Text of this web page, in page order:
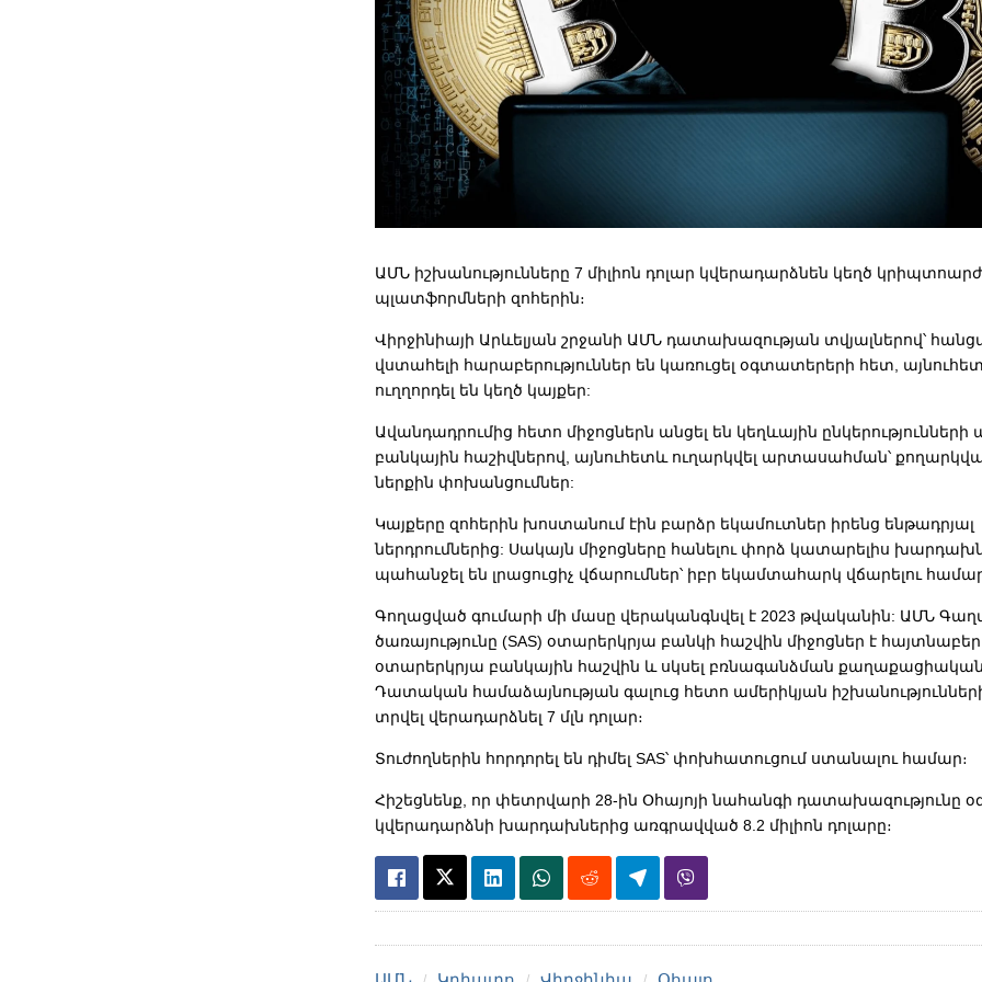
ԱՄՆ իշխանությունները 7 միլիոն դոլար կվերադարձնեն կեղծ
պլատֆորմների զոհերին։
Վիրջինիայի Արևելյան շրջանի ԱՄՆ դատախազության տվյալներով՝
վստահելի հարաբերություններ են կառուցել օգտատերերի հետ,
ուղղորդել են կեղծ կայքեր:
Ավանդադրումից հետո միջոցներն անցել են կեղևային ընկերությունների
բանկային հաշիվներով, այնուհետև ուղարկվել արտասահման՝
ներքին փոխանցումներ:
Կայքերը զոհերին խոստանում էին բարձր եկամուտներ իրենց ենթադրյալ
ներդրումներից: Սակայն միջոցները հանելու փորձ կատարելիս
պահանջել են լրացուցիչ վճարումներ՝ իբր եկամտահարկ վճարելու
Գողացված գումարի մի մասը վերականգնվել է 2023 թվականին: ԱՄՆ
ծառայությունը (SAS) օտարերկրյա բանկի հաշվին միջոցներ է
օտարերկրյա բանկային հաշվին և սկսել բռնագանձման քաղաքացիական
Դատական ​​համաձայնության գալուց հետո ամերիկյան
տրվել վերադարձնել 7 մլն դոլար։
Տուժողներին հորդորել են դիմել SAS՝ փոխհատուցում ստանալու համար։
Հիշեցնենք, որ փետրվարի 28-ին Օհայոյի նահանգի դատախազությունը
կվերադարձնի խարդախներից առգրավված 8.2 միլիոն դոլարը։